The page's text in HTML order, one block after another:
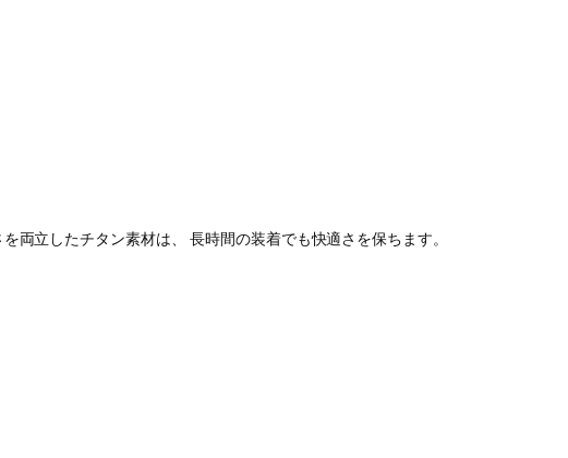
両立したチタン素材は、 長時間の装着でも快適さを保ちます。